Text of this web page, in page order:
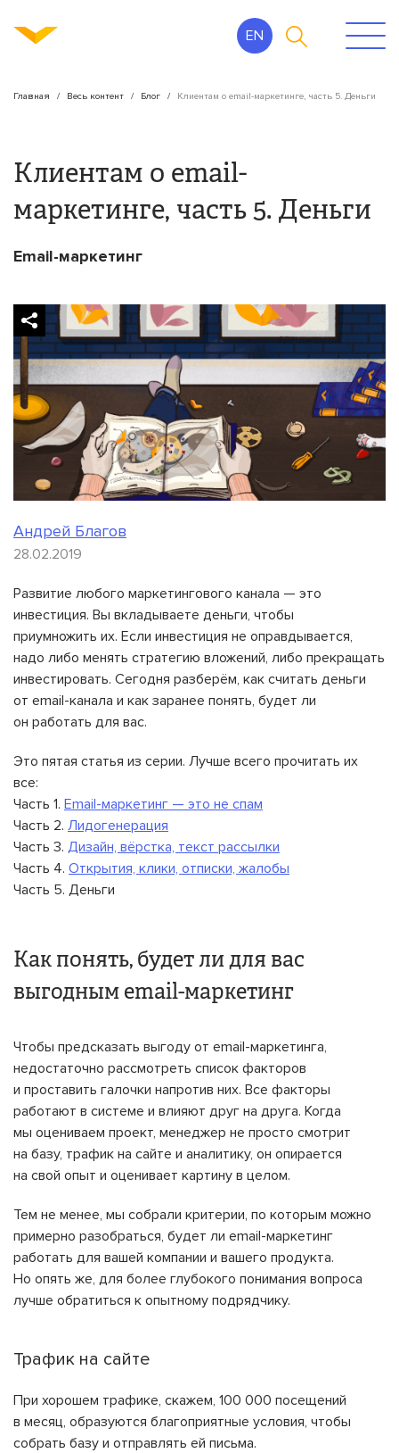
EN
Главная Весь контент Блог Клиентам о email-маркетинге, часть 5. Деньги
Клиентам о email-
маркетинге, часть 5. Деньги
Email-маркетинг
Андрей Благов
28.02.2019
Развитие любого маркетингового канала — это
инвестиция. Вы вкладываете деньги, чтобы
приумножить их. Если инвестиция не оправдывается,
надо либо менять стратегию вложений, либо прекращать
инвестировать. Сегодня разберём, как считать деньги
от email-канала и как заранее понять, будет ли
он работать для вас.
Это пятая статья из серии. Лучше всего прочитать их
все:
Часть 1. Email-маркетинг — это не спам
Часть 2. Лидогенерация
Часть 3. Дизайн, вёрстка, текст рассылки
Часть 4. Открытия, клики, отписки, жалобы
Часть 5. Деньги
Как понять, будет ли для вас
выгодным email-маркетинг
Чтобы предсказать выгоду от email-маркетинга,
недостаточно рассмотреть список факторов
и проставить галочки напротив них. Все факторы
работают в системе и влияют друг на друга. Когда
мы оцениваем проект, менеджер не просто смотрит
на базу, трафик на сайте и аналитику, он опирается
на свой опыт и оценивает картину в целом.
Тем не менее, мы собрали критерии, по которым можно
примерно разобраться, будет ли email-маркетинг
работать для вашей компании и вашего продукта.
Но опять же, для более глубокого понимания вопроса
лучше обратиться к опытному подрядчику.
Трафик на сайте
При хорошем трафике, скажем, 100 000 посещений
в месяц, образуются благоприятные условия, чтобы
собрать базу и отправлять ей письма.